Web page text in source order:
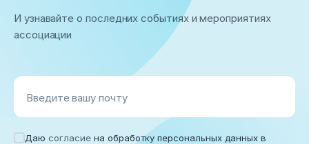
И узнавайте о последних событиях и мероприятиях
ассоциации
Введите вашу почту
Даю согласие на обработку персональных данных в